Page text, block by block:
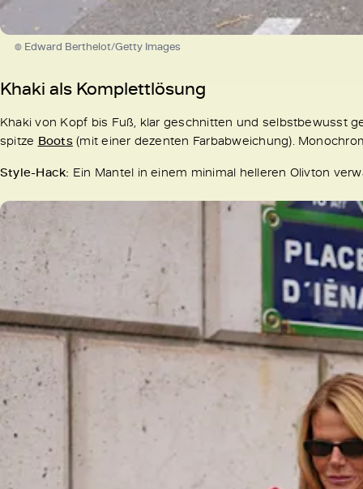
© Edward Berthelot/Getty Images
Khaki als Komplettlösung
Khaki von Kopf bis Fuß, klar geschnitten und selbstbewusst
spitze Boots(mit einer dezenten Farbabweichung).
Style-Hack: Ein Mantel in einem minimal helleren Olivton